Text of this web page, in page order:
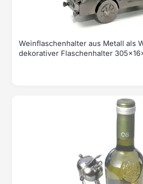
Weinflaschenhalter aus Metall als
dekorativer Flaschenhalter